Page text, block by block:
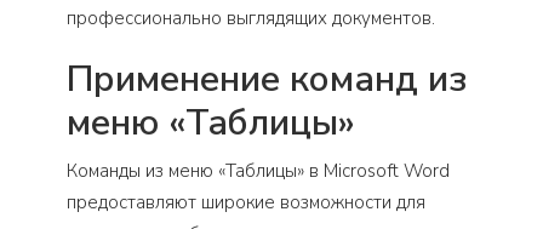
профессионально выглядящих документов.
Применение команд из
меню «Таблицы»
Команды из меню «Таблицы» в Microsoft Word
предоставляют широкие возможности для